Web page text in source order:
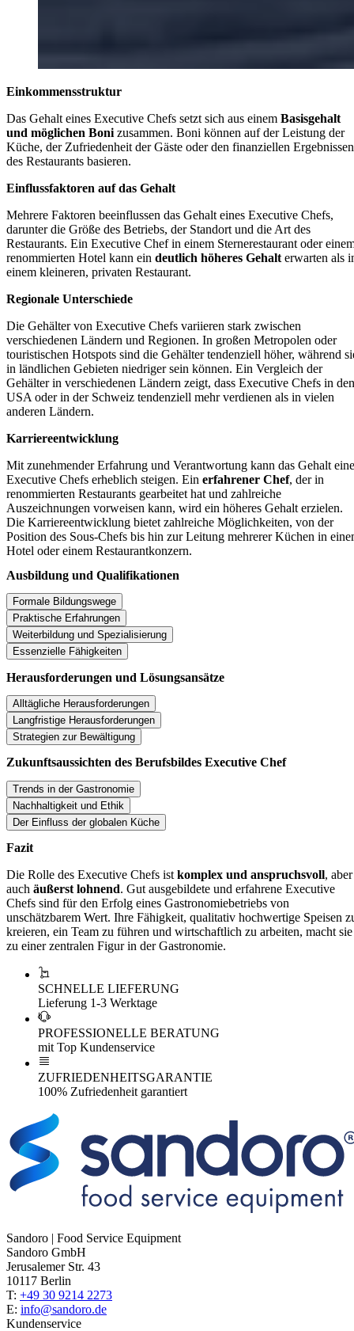
Einkommensstruktur
Das Gehalt eines Executive Chefs setzt sich aus einem Basisgehalt
und möglichen Boni zusammen. Boni können auf der Leistung der
Küche, der Zufriedenheit der Gäste oder den finanziellen Ergebnissen
des Restaurants basieren.
Einflussfaktoren auf das Gehalt
Mehrere Faktoren beeinflussen das Gehalt eines Executive Chefs,
darunter die Größe des Betriebs, der Standort und die Art des
Restaurants. Ein Executive Chef in einem Sternerestaurant oder
renommierten Hotel kann ein deutlich höheres Gehalt erwarten als
einem kleineren, privaten Restaurant.
Regionale Unterschiede
Die Gehälter von Executive Chefs variieren stark zwischen
verschiedenen Ländern und Regionen. In großen Metropolen oder
touristischen Hotspots sind die Gehälter tendenziell höher, während
in ländlichen Gebieten niedriger sein können. Ein Vergleich der
Gehälter in verschiedenen Ländern zeigt, dass Executive Chefs in den
USA oder in der Schweiz tendenziell mehr verdienen als in vielen
anderen Ländern.
Karriereentwicklung
Mit zunehmender Erfahrung und Verantwortung kann das Gehalt
Executive Chefs erheblich steigen. Ein erfahrener Chef, der in
renommierten Restaurants gearbeitet hat und zahlreiche
Auszeichnungen vorweisen kann, wird ein höheres Gehalt erzielen.
Die Karriereentwicklung bietet zahlreiche Möglichkeiten, von der
Position des Sous-Chefs bis hin zur Leitung mehrerer Küchen in
Hotel oder einem Restaurantkonzern.
Ausbildung und Qualifikationen
Formale Bildungswege
Praktische Erfahrungen
Weiterbildung und Spezialisierung
Essenzielle Fähigkeiten
Herausforderungen und Lösungsansätze
Alltägliche Herausforderungen
Langfristige Herausforderungen
Strategien zur Bewältigung
Zukunftsaussichten des Berufsbildes Executive Chef
Trends in der Gastronomie
Nachhaltigkeit und Ethik
Der Einfluss der globalen Küche
Fazit
Die Rolle des Executive Chefs ist komplex und anspruchsvoll, aber
auch äußerst lohnend. Gut ausgebildete und erfahrene Executive
Chefs sind für den Erfolg eines Gastronomiebetriebs von
unschätzbarem Wert. Ihre Fähigkeit, qualitativ hochwertige Speisen
kreieren, ein Team zu führen und wirtschaftlich zu arbeiten, macht sie
zu einer zentralen Figur in der Gastronomie.
SCHNELLE LIEFERUNG
Lieferung 1-3 Werktage
PROFESSIONELLE BERATUNG
mit Top Kundenservice
ZUFRIEDENHEITSGARANTIE
100% Zufriedenheit garantiert
Sandoro | Food Service Equipment
Sandoro GmbH
Jerusalemer Str. 43
10117 Berlin
T: +49 30 9214 2273
E: info@sandoro.de
Kundenservice